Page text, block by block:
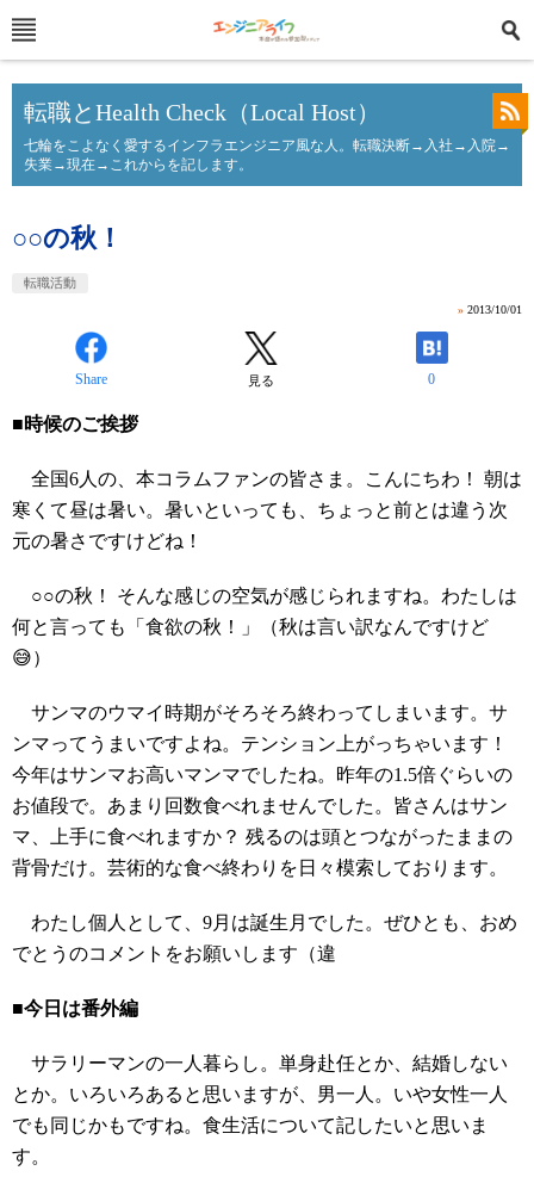
転職とHealth Check（Local Host）
七輪をこよなく愛するインフラエンジニア風な人。転職決断→入社→入院→
失業→現在→これからを記します。
○○の秋！
転職活動
» 2013/10/01
Share 見る 0
■時候のご挨拶
全国6人の、本コラムファンの皆さま。こんにちわ！ 朝は
寒くて昼は暑い。暑いといっても、ちょっと前とは違う次
元の暑さですけどね！
○○の秋！ そんな感じの空気が感じられますね。わたしは
何と言っても「食欲の秋！」（秋は言い訳なんですけど
😅）
サンマのウマイ時期がそろそろ終わってしまいます。サ
ンマってうまいですよね。テンション上がっちゃいます！
今年はサンマお高いマンマでしたね。昨年の1.5倍ぐらいの
お値段で。あまり回数食べれませんでした。皆さんはサン
マ、上手に食べれますか？ 残るのは頭とつながったままの
背骨だけ。芸術的な食べ終わりを日々模索しております。
わたし個人として、9月は誕生月でした。ぜひとも、おめ
でとうのコメントをお願いします（違
■今日は番外編
サラリーマンの一人暮らし。単身赴任とか、結婚しない
とか。いろいろあると思いますが、男一人。いや女性一人
でも同じかもですね。食生活について記したいと思いま
す。